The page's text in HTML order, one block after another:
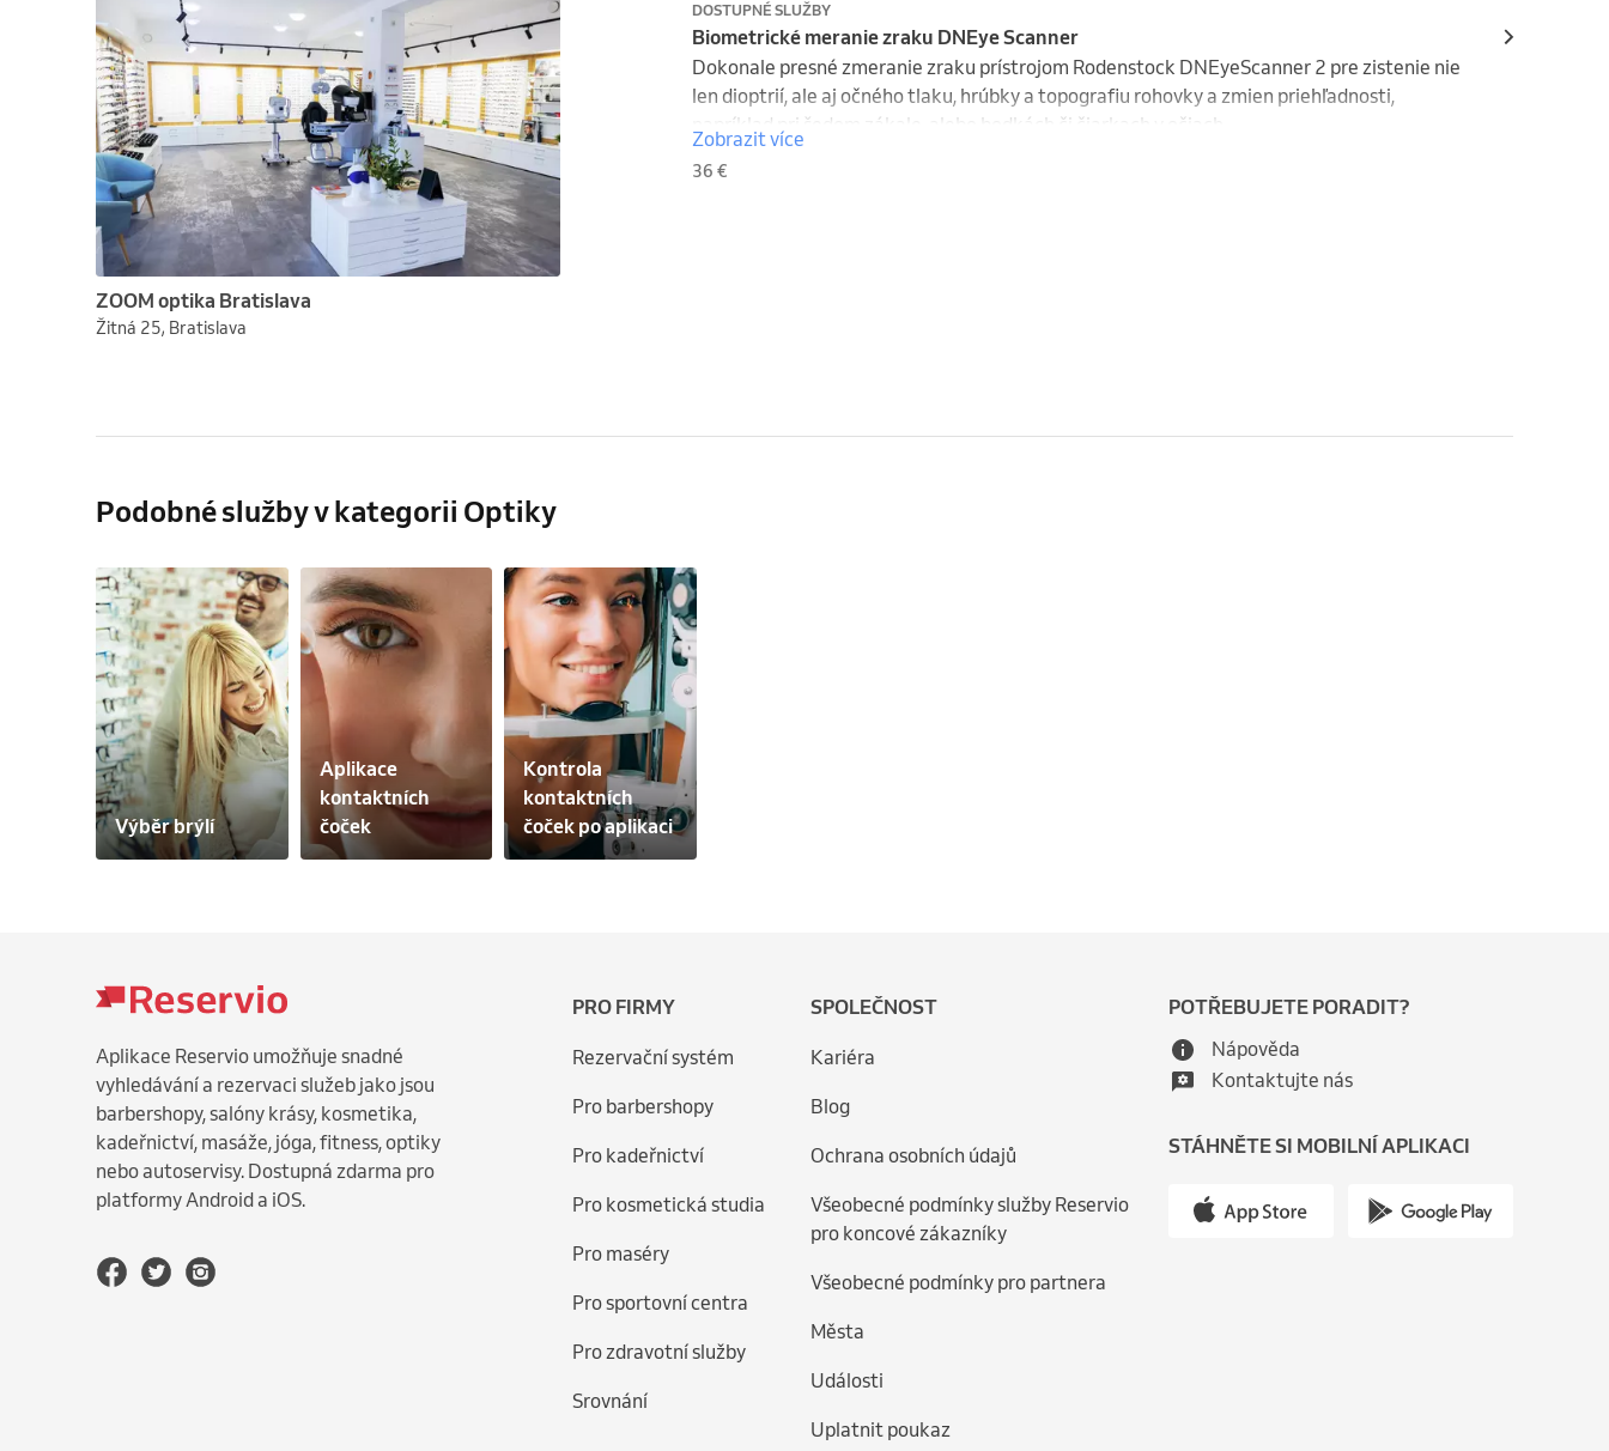
ZOOM optika Bratislava
Žitná 25, Bratislava
DOSTUPNÉ SLUŽBY
Biometrické meranie zraku DNEye Scanner
Dokonale presné zmeranie zraku prístrojom Rodenstock DNEyeScanner 2 pre zistenie nie
len dioptrií, ale aj očného tlaku, hrúbky a topografiu rohovky a zmien priehľadnosti,
napríklad pri šedom zákale, alebo bodkách či čiarkach v očiach.
Zobrazit více
36 €
Podobné služby v kategorii Optiky
Výběr brýlí
Aplikace
kontaktních
čoček
Kontrola
kontaktních
čoček po aplikaci
Aplikace Reservio umožňuje snadné
vyhledávání a rezervaci služeb jako jsou
barbershopy, salóny krásy, kosmetika,
kadeřnictví, masáže, jóga, fitness, optiky
nebo autoservisy. Dostupná zdarma pro
platformy Android a iOS.
PRO FIRMY
Rezervační systém
Pro barbershopy
Pro kadeřnictví
Pro kosmetická studia
Pro maséry
Pro sportovní centra
Pro zdravotní služby
Srovnání
SPOLEČNOST
Kariéra
Blog
Ochrana osobních údajů
Všeobecné podmínky služby Reservio
pro koncové zákazníky
Všeobecné podmínky pro partnera
Města
Události
Uplatnit poukaz
POTŘEBUJETE PORADIT?
Nápověda
Kontaktujte nás
STÁHNĚTE SI MOBILNÍ APLIKACI